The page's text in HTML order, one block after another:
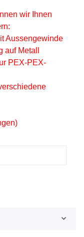
wir Ihnen
Aussengewinde
Metall
PEX-PEX-